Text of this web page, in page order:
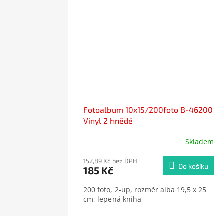
Fotoalbum 10x15/200foto B-46200
Vinyl 2 hnědé
produktu
je
z
5
Skladem
152,89 Kč bez DPH
185 Kč Do košíku
200 foto, 2-up, rozměr alba 19,5 x 25
cm, lepená kniha